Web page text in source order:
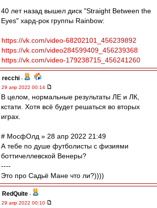
40 лет назад вышел диск "Straight Between the
Eyes" хард-рок группы Rainbow:
https://vk.com/video-68202101_456239892
https://vk.com/video284599409_456239368
https://vk.com/video-179238715_456241260
recchi -
29 апр 2022 00:14
В целом, нормальные результаты ЛЕ и ЛК,
кстати. Хотя всё будет решаться во вторых
играх.
# МосфОлд » 28 апр 2022 21:49
А тебе по душе футболисты с физиями
боттичеллевской Венеры?
----
Это про Садьё Мане что ли?))))
RedQuite -
29 апр 2022 00:10